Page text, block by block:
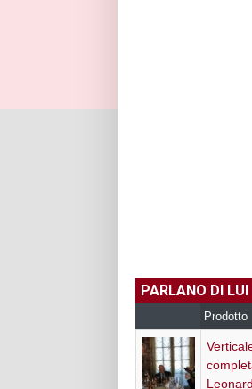
PARLANO DI LUI
Prodotto